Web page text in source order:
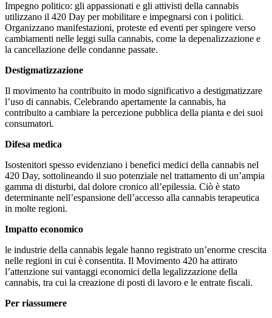
Impegno politico: gli appassionati e gli attivisti della cannabis
utilizzano il 420 Day per mobilitare e impegnarsi con i politici.
Organizzano manifestazioni, proteste ed eventi per spingere verso
cambiamenti nelle leggi sulla cannabis, come la depenalizzazione e
la cancellazione delle condanne passate.
Destigmatizzazione
Il movimento ha contribuito in modo significativo a destigmatizzare
l’uso di cannabis. Celebrando apertamente la cannabis, ha
contribuito a cambiare la percezione pubblica della pianta e dei suoi
consumatori.
Difesa medica
Isostenitori spesso evidenziano i benefici medici della cannabis nel
420 Day, sottolineando il suo potenziale nel trattamento di un’ampia
gamma di disturbi, dal dolore cronico all’epilessia. Ciò è stato
determinante nell’espansione dell’accesso alla cannabis terapeutica
in molte regioni.
Impatto economico
le industrie della cannabis legale hanno registrato un’enorme crescita
nelle regioni in cui è consentita. Il Movimento 420 ha attirato
l’attenzione sui vantaggi economici della legalizzazione della
cannabis, tra cui la creazione di posti di lavoro e le entrate fiscali.
Per riassumere